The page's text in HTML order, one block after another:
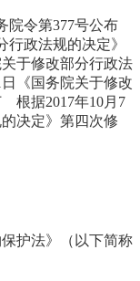
院令第377号公布
行政法规的决定》
于修改部分行政法
《国务院关于修改
根据2017年10月7
决定》第四次修
护法》（以下简称